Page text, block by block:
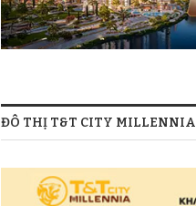
ĐÔ THỊ T&T CITY MILLENNIA